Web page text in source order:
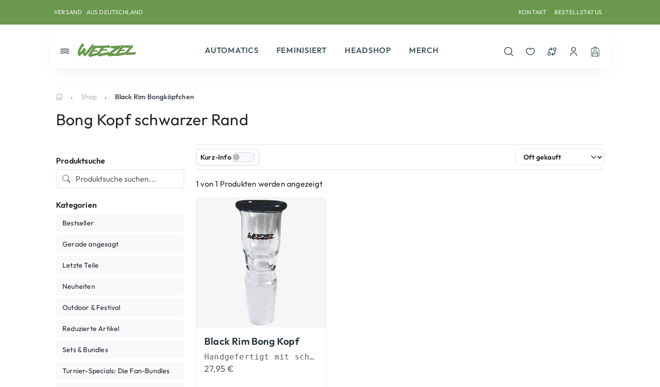
VERSAND AUS DEUTSCHLAND KONTAKT BESTELLSTATUS
AUTOMATICS FEMINISIERT HEADSHOP
MERCH
Shop Black Rim Bongköpfchen
Bong Kopf schwarzer Rand
Produktsuche
Kategorien
Bestseller
Gerade angesagt
Letzte Teile
Neuheiten
Outdoor & Festival
Reduzierte Artikel
Sets & Bundles
Turnier-Specials: Die Fan-Bundles
Kurz-Info
1 von 1 Produkten werden angezeigt
Black Rim Bong Kopf
Handgefertigt mit schwarzem Glasrand
27,95€